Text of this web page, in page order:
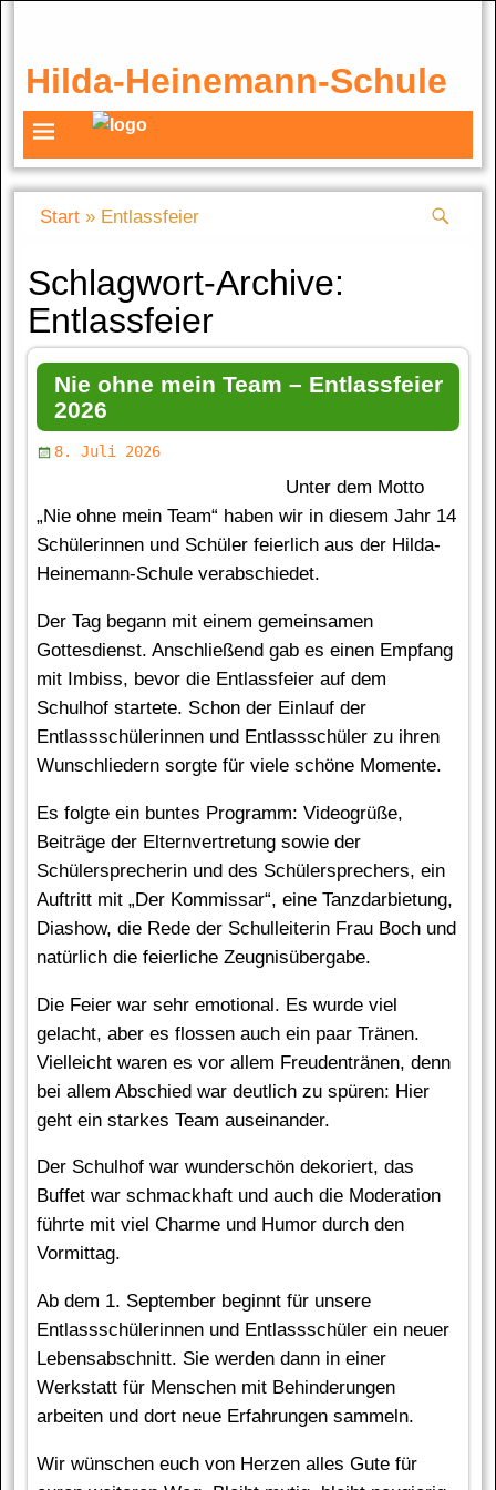
Hilda-Heinemann-Schule
Start » Entlassfeier
Schlagwort-Archive:
Entlassfeier
Nie ohne mein Team – Entlassfeier
2026
8. Juli 2026
Unter dem Motto
„Nie ohne mein Team“ haben wir in diesem Jahr 14
Schülerinnen und Schüler feierlich aus der Hilda-
Heinemann-Schule verabschiedet.
Der Tag begann mit einem gemeinsamen
Gottesdienst. Anschließend gab es einen Empfang
mit Imbiss, bevor die Entlassfeier auf dem
Schulhof startete. Schon der Einlauf der
Entlassschülerinnen und Entlassschüler zu ihren
Wunschliedern sorgte für viele schöne Momente.
Es folgte ein buntes Programm: Videogrüße,
Beiträge der Elternvertretung sowie der
Schülersprecherin und des Schülersprechers, ein
Auftritt mit „Der Kommissar“, eine Tanzdarbietung,
Diashow, die Rede der Schulleiterin Frau Boch und
natürlich die feierliche Zeugnisübergabe.
Die Feier war sehr emotional. Es wurde viel
gelacht, aber es flossen auch ein paar Tränen.
Vielleicht waren es vor allem Freudentränen, denn
bei allem Abschied war deutlich zu spüren: Hier
geht ein starkes Team auseinander.
Der Schulhof war wunderschön dekoriert, das
Buffet war schmackhaft und auch die Moderation
führte mit viel Charme und Humor durch den
Vormittag.
Ab dem 1. September beginnt für unsere
Entlassschülerinnen und Entlassschüler ein neuer
Lebensabschnitt. Sie werden dann in einer
Werkstatt für Menschen mit Behinderungen
arbeiten und dort neue Erfahrungen sammeln.
Wir wünschen euch von Herzen alles Gute für